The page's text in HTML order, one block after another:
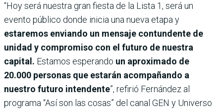
“Hoy será nuestra gran fiesta de la Lista 1, será un
evento público donde inicia una nueva etapa y
estaremos enviando un mensaje contundente de
unidad y compromiso con el futuro de nuestra
capital. Estamos esperando un aproximado de
20.000 personas que estarán acompañando a
nuestro futuro intendente”, refirió Fernández al
programa “Así son las cosas” del canal GEN y Universo